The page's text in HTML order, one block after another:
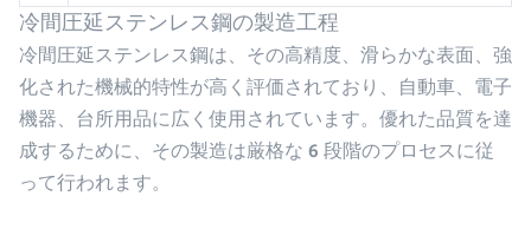
冷間圧延ステンレス鋼の製造工程
冷間圧延ステンレス鋼は、その高精度、滑らかな表面、強
化された機械的特性が高く評価されており、自動車、電子
機器、台所用品に広く使用されています。優れた品質を達
成するために、その製造は厳格な 6 段階のプロセスに従
って行われます。